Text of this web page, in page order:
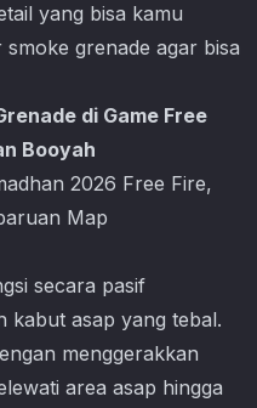
yang bisa kamu
grenade agar bisa
di Game Free
Booyah
2026 Free Fire,
Map
secara pasif
kabut asap yang tebal.
menggerakkan
area asap hingga